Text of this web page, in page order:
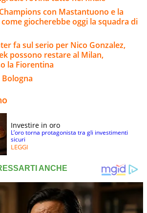
con Mastantuono e la
giocherebbe oggi la squadra di
fa sul serio per Nico Gonzalez,
possono restare al Milan,
la Fiorentina
Investire in oro
L’oro torna protagonista tra gli investimenti
sicuri
LEGGI